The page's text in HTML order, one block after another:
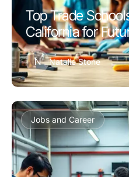
Top Trade
California for
N Natalie Stone
Jobs and Career